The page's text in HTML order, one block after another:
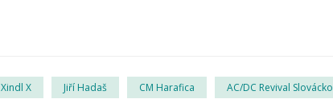
Xindl X Jiří Hadaš CM Harafica AC/DC Revival Slovácko